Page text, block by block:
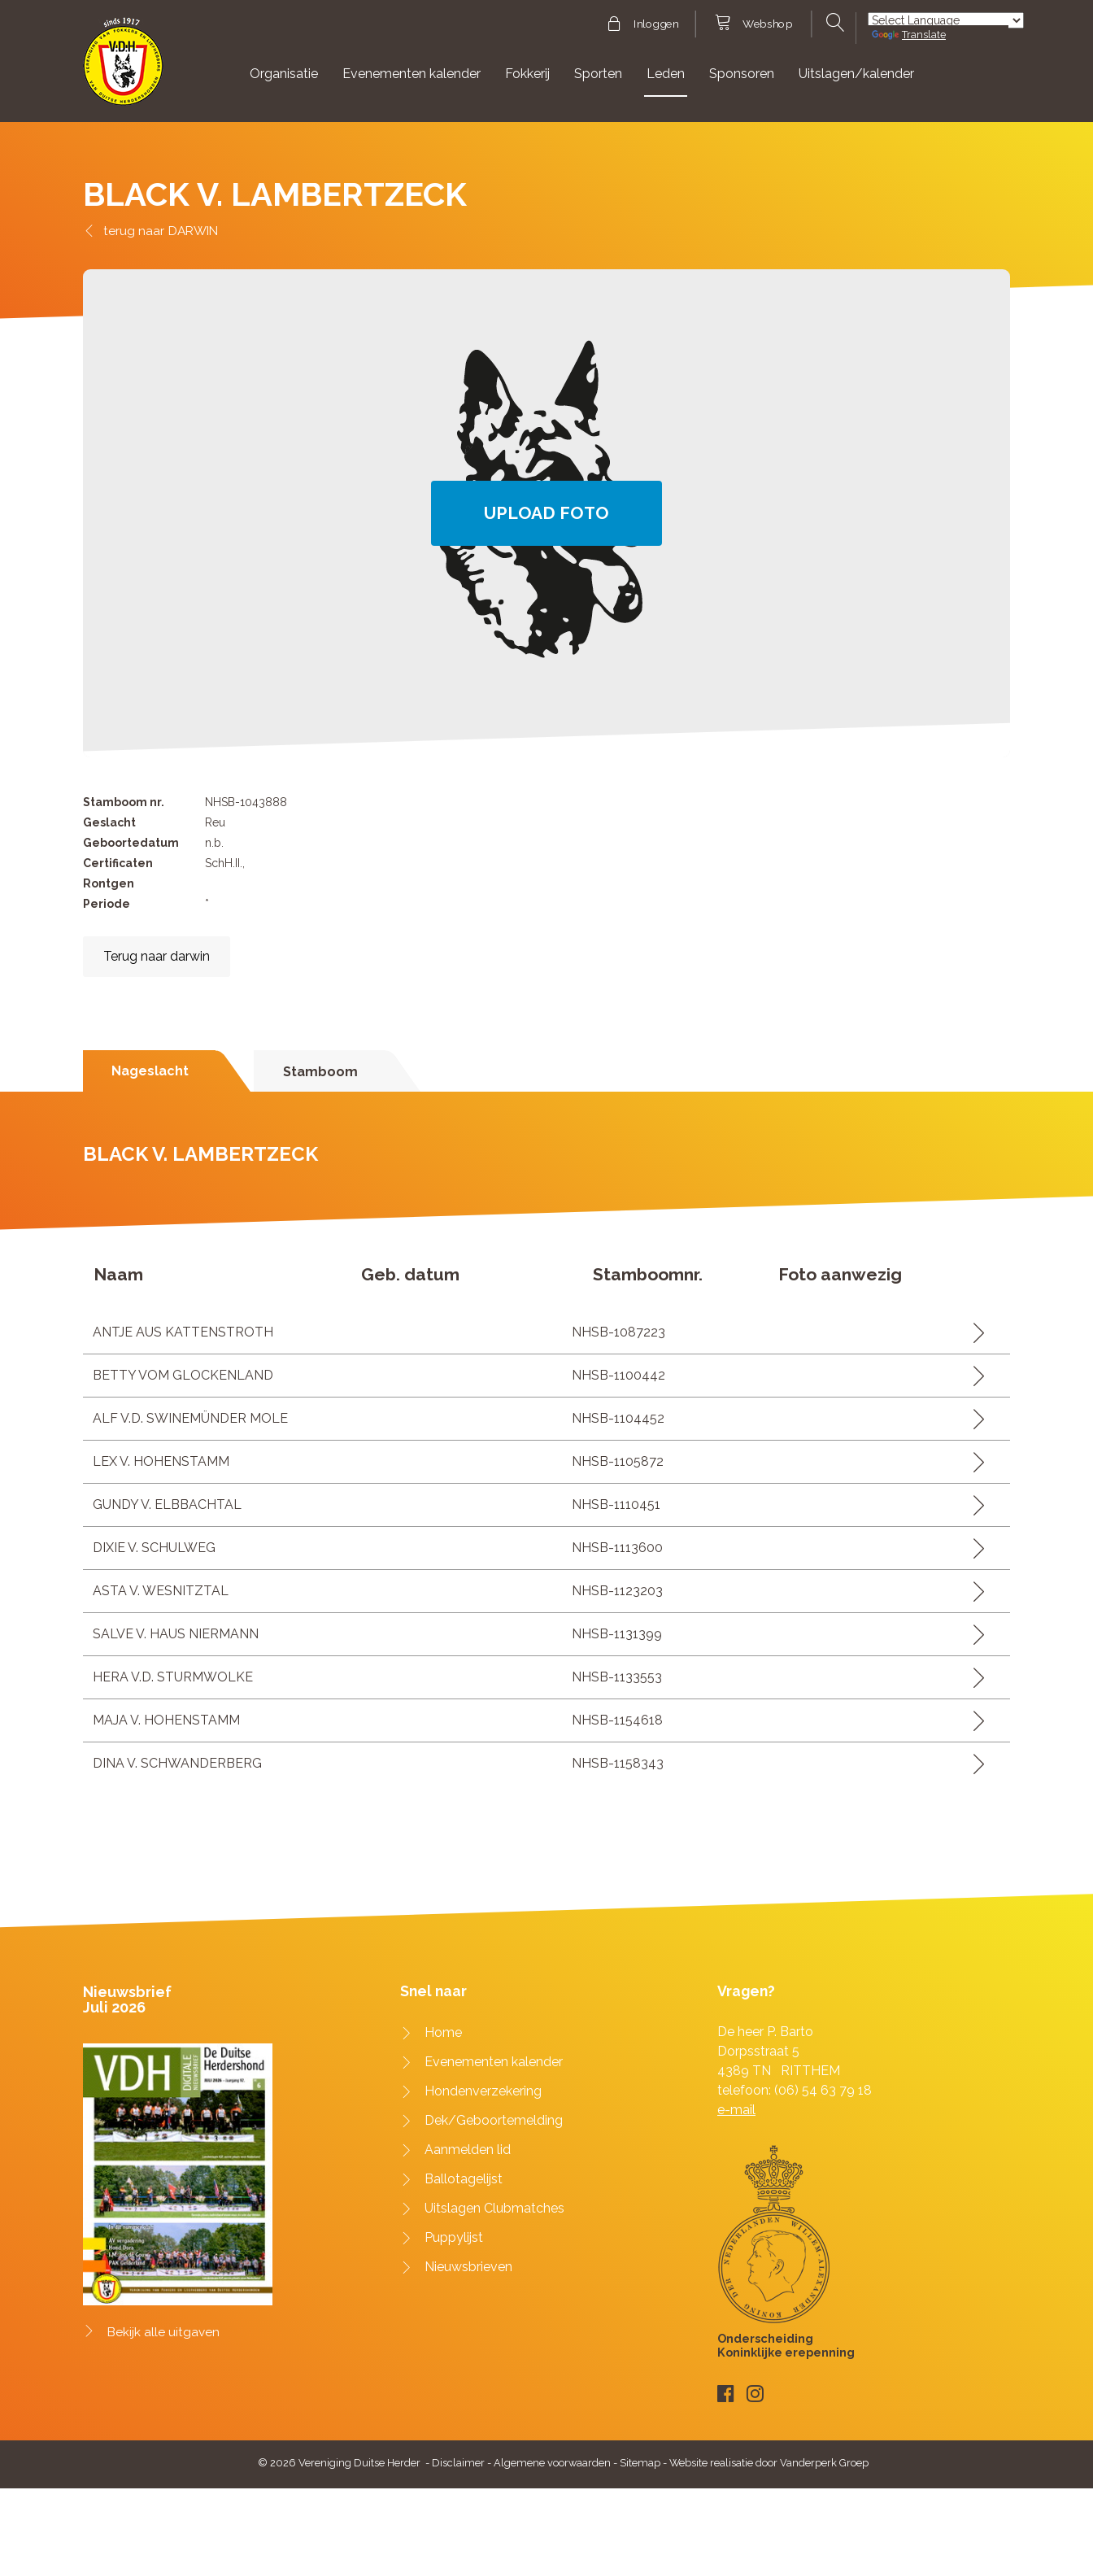
Inloggen Webshop
Powered by
Translate
Organisatie Evenementen kalender Fokkerij Sporten Leden Sponsoren Uitslagen/kalender
BLACK V. LAMBERTZECK
DARWIN
Stamboom nr.
NHSB-1043888
Geslacht
Reu
Geboortedatum
n.b.
Certificaten
SchH.II.,
Rontgen
Periode
*
Terug naar darwin
Nageslacht Stamboom
BLACK V. LAMBERTZECK
Naam Geb. datum Stamboomnr. Foto aanwezig
ANTJE AUS KATTENSTROTH NHSB-1087223
BETTY VOM GLOCKENLAND NHSB-1100442
ALF V.D. SWINEMÜNDER MOLE NHSB-1104452
LEX V. HOHENSTAMM NHSB-1105872
GUNDY V. ELBBACHTAL NHSB-1110451
DIXIE V. SCHULWEG NHSB-1113600
ASTA V. WESNITZTAL NHSB-1123203
SALVE V. HAUS NIERMANN NHSB-1131399
HERA V.D. STURMWOLKE NHSB-1133553
MAJA V. HOHENSTAMM NHSB-1154618
DINA V. SCHWANDERBERG NHSB-1158343
Nieuwsbrief
Juli 2026
Bekijk alle uitgaven
Snel naar
Home
Evenementen kalender
Hondenverzekering
Dek/Geboortemelding
Aanmelden lid
Ballotagelijst
Uitslagen Clubmatches
Puppylijst
Nieuwsbrieven
Vragen?
De heer P. Barto
Dorpsstraat 5
4389 TN RITTHEM
telefoon: (06) 54 63 79 18
e-mail
© 2026 Vereniging Duitse Herder - Disclaimer- Algemene voorwaarden - Sitemap- Website realisatie door Vanderperk Groep